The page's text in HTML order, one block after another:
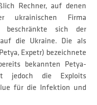
Rechner, auf denen
ukrainischen Firma
beschränkte sich der
die Ukraine. Die als
Expetr) bezeichnete
bekannten Petya-
jedoch die Exploits
für die Infektion und